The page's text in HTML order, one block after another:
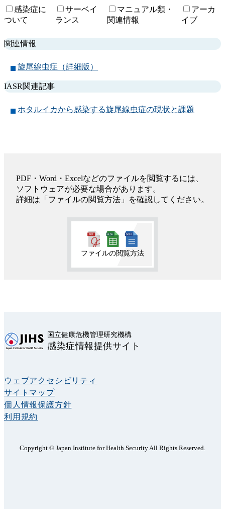
内
感染症に
ついて
サーベイ
ランス
マニュアル類・
関連情報
アーカ
イブ
関連情報
旋尾線虫症（詳細版）
IASR関連記事
ホタルイカから感染する旋尾線虫症の現状と課題
PDF・Word・Excelなどのファイルを閲覧するには、
ソフトウェアが必要な場合があります。
詳細は「ファイルの閲覧方法」を確認してください。
ファイルの閲覧方法
国立健康危機管理研究機構
感染症情報提供サイト
ウェブアクセシビリティ
サイトマップ
個人情報保護方針
利用規約
Copyright © Japan Institute for Health Security All Rights Reserved.